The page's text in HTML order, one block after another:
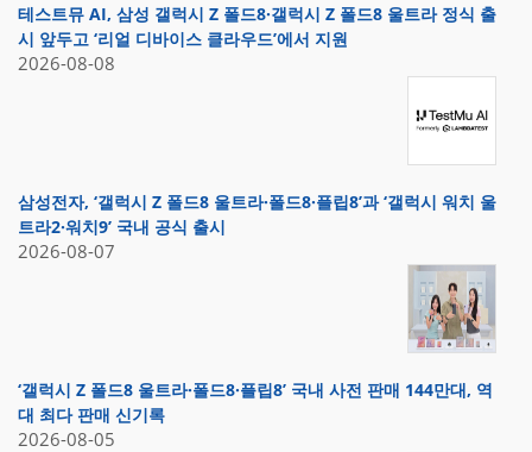
테스트뮤 AI, 삼성 갤럭시 Z 폴드8·갤럭시 Z 폴드8 울트라 정식 출
시 앞두고 ‘리얼 디바이스 클라우드’에서 지원
2026-08-08
삼성전자, ‘갤럭시 Z 폴드8 울트라·폴드8·플립8’과 ‘갤럭시 워치 울
트라2·워치9’ 국내 공식 출시
2026-08-07
‘갤럭시 Z 폴드8 울트라·폴드8·플립8’ 국내 사전 판매 144만대, 역
대 최다 판매 신기록
2026-08-05